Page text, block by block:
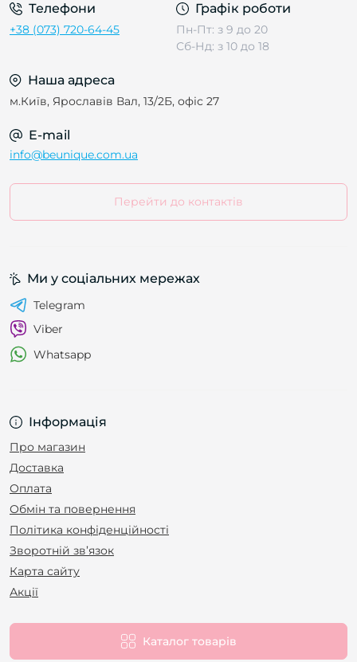
Телефони
+38 (073) 720-64-45
Графік роботи
Пн-Пт: з 9 до 20
Сб-Нд: з 10 до 18
Наша адреса
м.Київ, Ярославів Вал, 13/2Б, офіс 27
E-mail
info@beunique.com.ua
Перейти до контактів
Інформація
Про магазин
Доставка
Оплата
Обмін та повернення
Політика конфіденційності
Зворотній зв’язок
Карта сайту
Акції
Каталог товарів
Ми у соціальних мережах
Telegram
Viber
Whatsapp